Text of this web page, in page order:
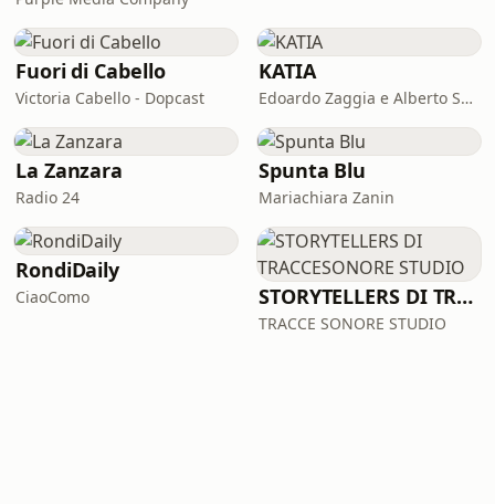
Fuori di Cabello
Victoria Cabello - Dopcast
KATIA
Edoardo Zaggia e Alberto Sacco
La Zanzara
Radio 24
Spunta Blu
Mariachiara Zanin
RondiDaily
CiaoComo STORYTELLERS DI TRACCESONORE STUDIO
TRACCE SONORE STUDIO